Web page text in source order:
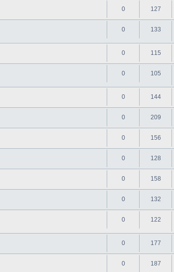
0 127
0 133
0 115
0 105
0 144
0 209
0 156
0 128
0 158
0 132
0 122
0 177
0 187